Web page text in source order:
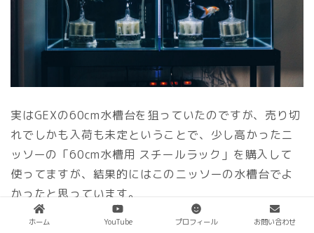
実はGEXの60cm水槽台を狙っていたのですが、売り切
れでしかも入荷も未定ということで、少し高かったニ
ッソーの「60cm水槽用 スチールラック」を購入して
使ってますが、結果的にはこのニッソーの水槽台でよ
かったと思っています。
ホーム YouTube プロフィール お問い合わせ